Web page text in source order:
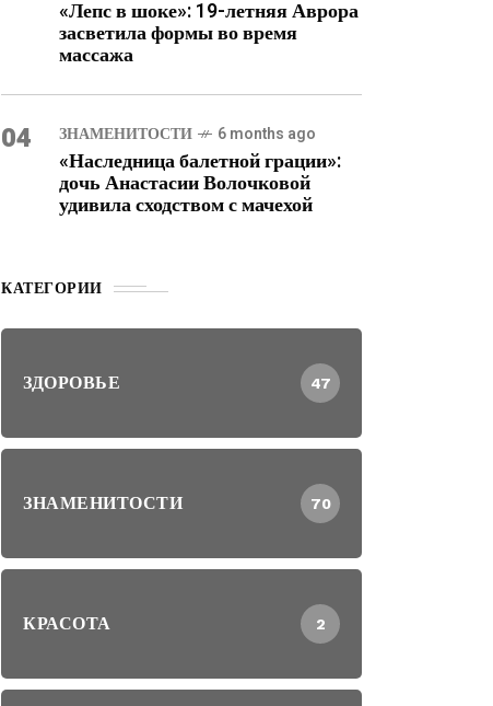
«Лепс в шоке»: 19-летняя Аврора
засветила формы во время
массажа
04 ЗНАМЕНИТОСТИ 6 months ago
«Наследница балетной грации»:
дочь Анастасии Волочковой
удивила сходством с мачехой
КАТЕГОРИИ
ЗДОРОВЬЕ 47
ЗНАМЕНИТОСТИ 70
КРАСОТА 2